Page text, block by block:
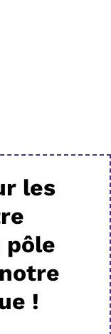
les
!